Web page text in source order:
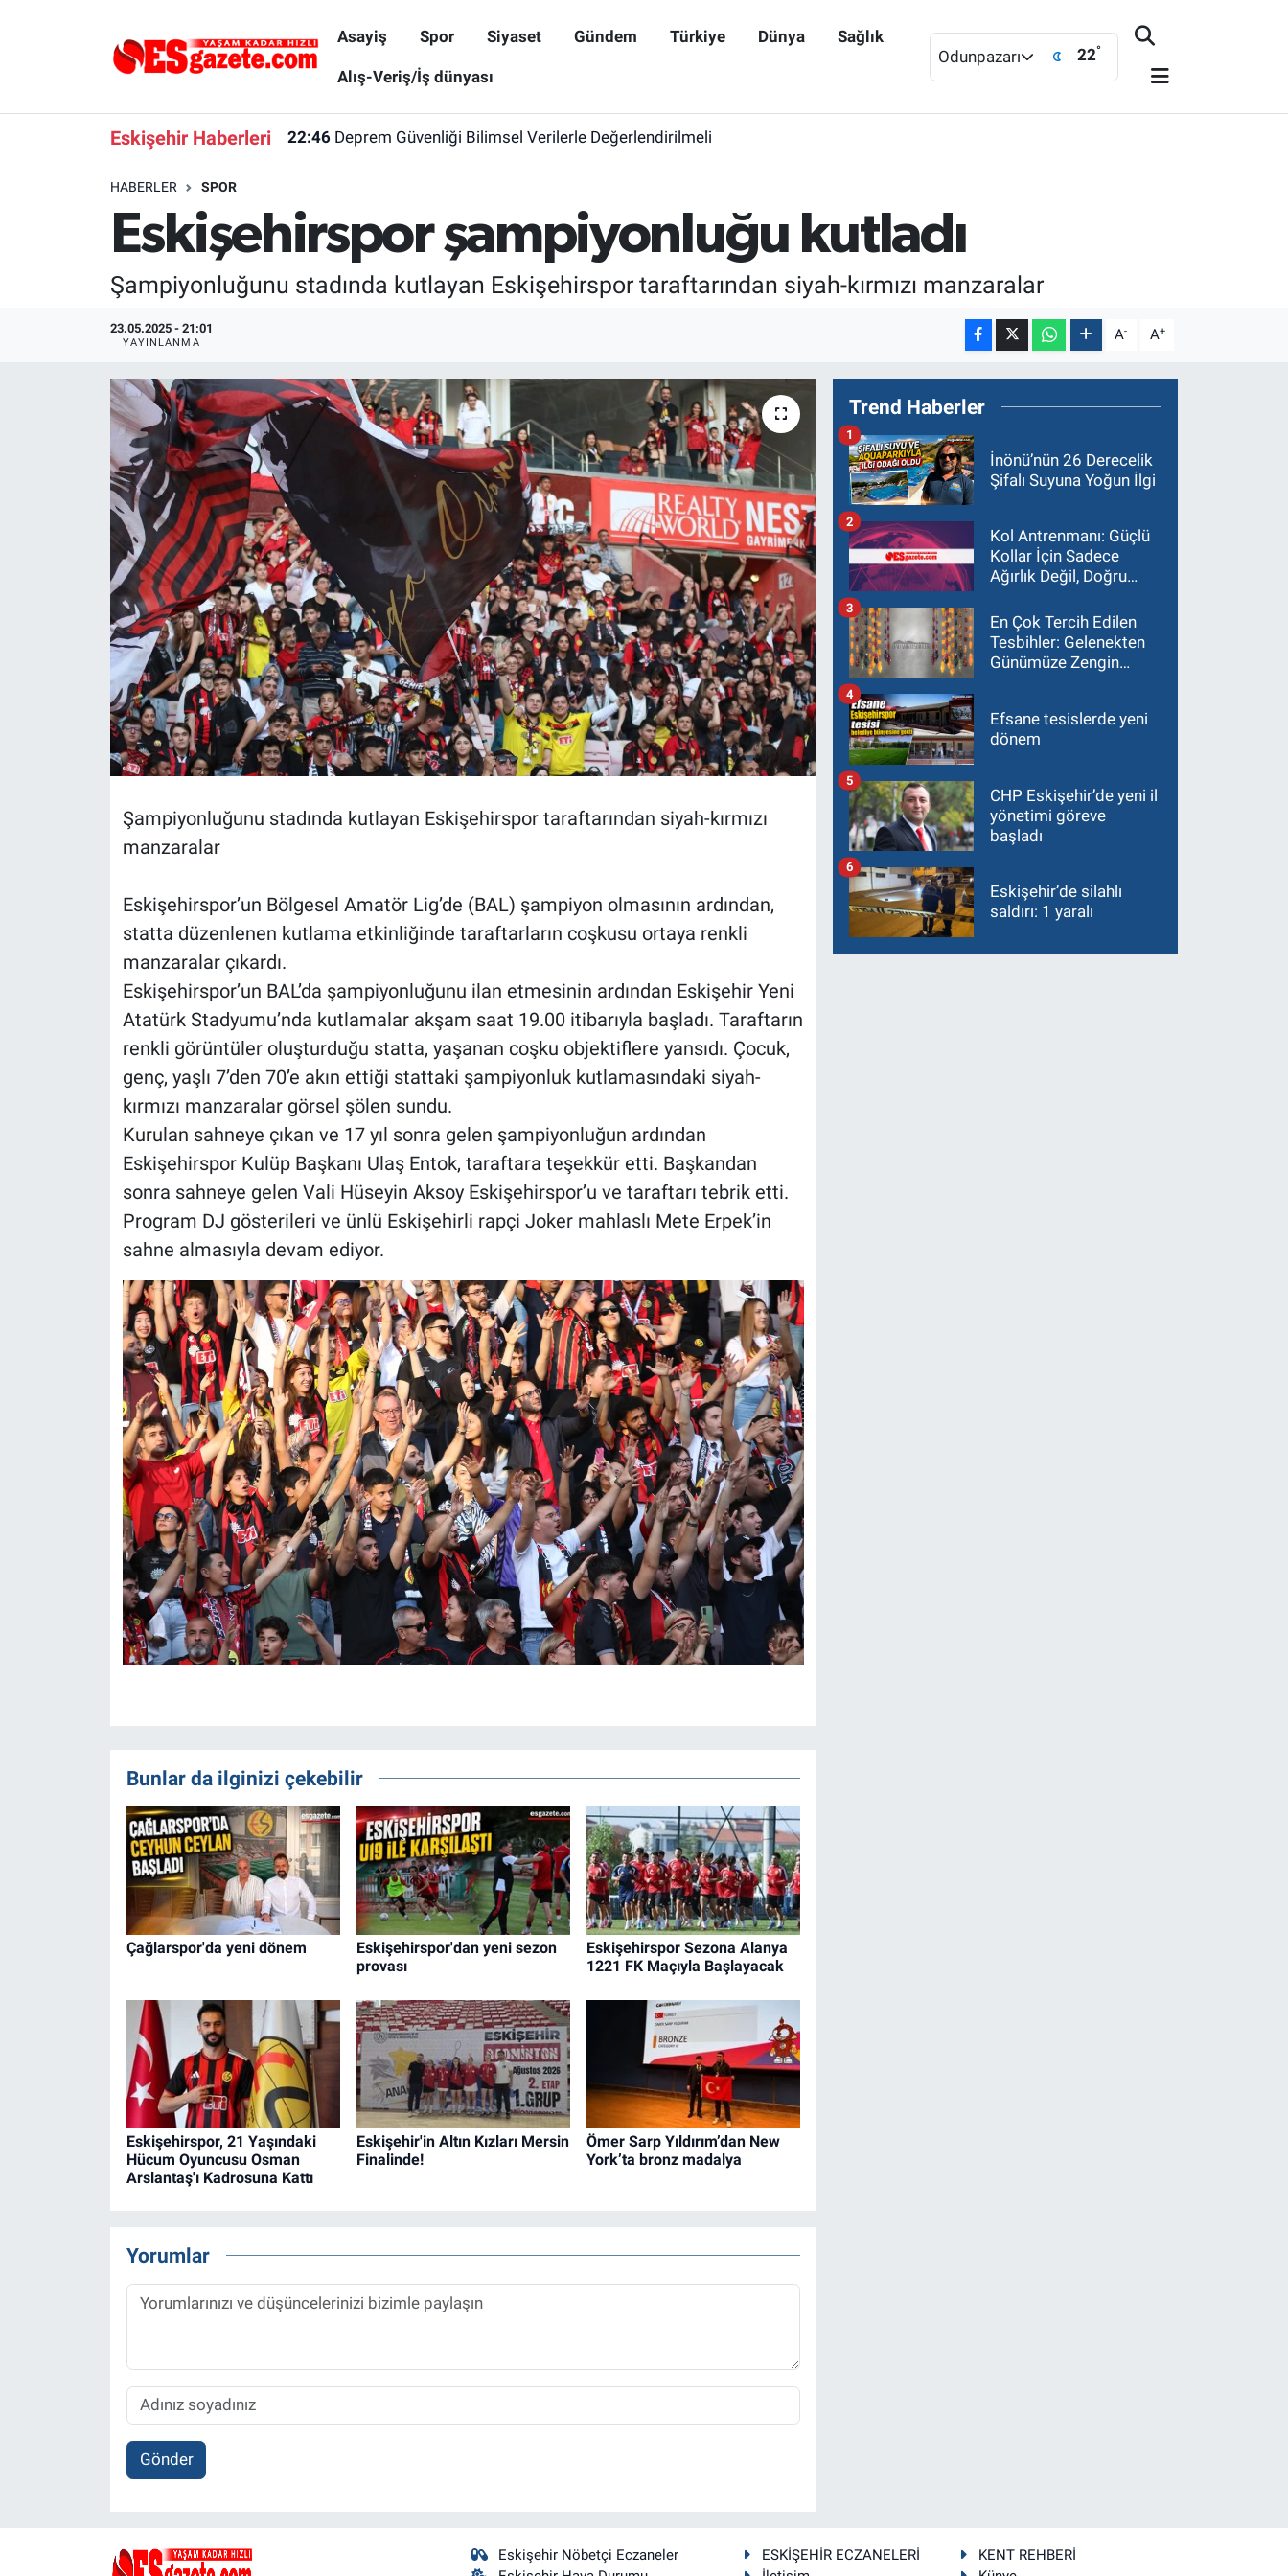
Asayiş Spor Siyaset Gündem Türkiye Dünya Sağlık
Alış-Veriş/İş dünyası
Odunpazarı 22°
Eskişehir Haberleri 22:46 Deprem Güvenliği Bilimsel Verilerle Değerlendirilmeli
HABERLER SPOR
Eskişehirspor şampiyonluğu kutladı
Şampiyonluğunu stadında kutlayan Eskişehirspor taraftarından siyah-kırmızı manzaralar
23.05.2025 - 21:01
YAYINLANMA A- A+
Şampiyonluğunu stadında kutlayan Eskişehirspor taraftarından siyah-kırmızı
manzaralar
Eskişehirspor’un Bölgesel Amatör Lig’de (BAL) şampiyon olmasının ardından,
statta düzenlenen kutlama etkinliğinde taraftarların coşkusu ortaya renkli
manzaralar çıkardı.
Eskişehirspor’un BAL’da şampiyonluğunu ilan etmesinin ardından Eskişehir Yeni
Atatürk Stadyumu’nda kutlamalar akşam saat 19.00 itibarıyla başladı. Taraftarın
renkli görüntüler oluşturduğu statta, yaşanan coşku objektiflere yansıdı. Çocuk,
genç, yaşlı 7’den 70’e akın ettiği stattaki şampiyonluk kutlamasındaki siyah-
kırmızı manzaralar görsel şölen sundu.
Kurulan sahneye çıkan ve 17 yıl sonra gelen şampiyonluğun ardından
Eskişehirspor Kulüp Başkanı Ulaş Entok, taraftara teşekkür etti. Başkandan
sonra sahneye gelen Vali Hüseyin Aksoy Eskişehirspor’u ve taraftarı tebrik etti.
Program DJ gösterileri ve ünlü Eskişehirli rapçi Joker mahlaslı Mete Erpek’in
sahne almasıyla devam ediyor.
Bunlar da ilginizi çekebilir
Çağlarspor'da yeni dönem
Eskişehirspor'dan yeni sezon
provası
Eskişehirspor Sezona Alanya
1221 FK Maçıyla Başlayacak
Eskişehirspor, 21 Yaşındaki
Hücum Oyuncusu Osman
Arslantaş'ı Kadrosuna Kattı
Eskişehir'in Altın Kızları Mersin
Finalinde!
Ömer Sarp Yıldırım’dan New
York’ta bronz madalya
Yorumlar
Gönder
Trend Haberler
İnönü’nün 26 Derecelik
Şifalı Suyuna Yoğun İlgi
1
Kol Antrenmanı: Güçlü
Kollar İçin Sadece
Ağırlık Değil, Doğru
2
En Çok Tercih Edilen
Tesbihler: Gelenekten
Günümüze Zengin
3
Efsane tesislerde yeni
dönem
4
CHP Eskişehir’de yeni il
yönetimi göreve
başladı
5
Eskişehir’de silahlı
saldırı: 1 yaralı
6
Eskişehir Nöbetçi Eczaneler
ESKİŞEHİR ECZANELERİ
KENT REHBERİ
Alış-Veriş/İş dünyası
Eskişehirspor Arşivi
Kültür Sanat
Politika
Bilim ve Teknoloji
Eskişehir Nöbetçi Eczaneler
Süper Lig Puan Durumu ve Fikstür